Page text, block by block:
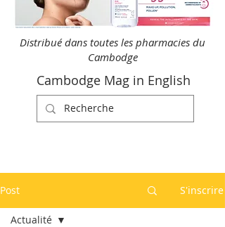
Distribué dans toutes les pharmacies du
Cambodge
Cambodge Mag in English
Post S'inscrire
Actualité